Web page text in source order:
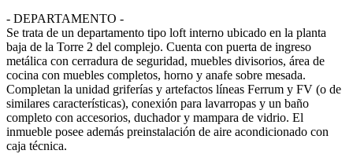
- DEPARTAMENTO -
Se trata de un departamento tipo loft interno ubicado en la planta
baja de la Torre 2 del complejo. Cuenta con puerta de ingreso
metálica con cerradura de seguridad, muebles divisorios, área de
cocina con muebles completos, horno y anafe sobre mesada.
Completan la unidad griferías y artefactos líneas Ferrum y FV (o de
similares características), conexión para lavarropas y un baño
completo con accesorios, duchador y mampara de vidrio. El
inmueble posee además preinstalación de aire acondicionado con
caja técnica.